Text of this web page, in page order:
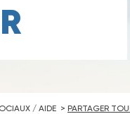
/ AIDE PARTAGER